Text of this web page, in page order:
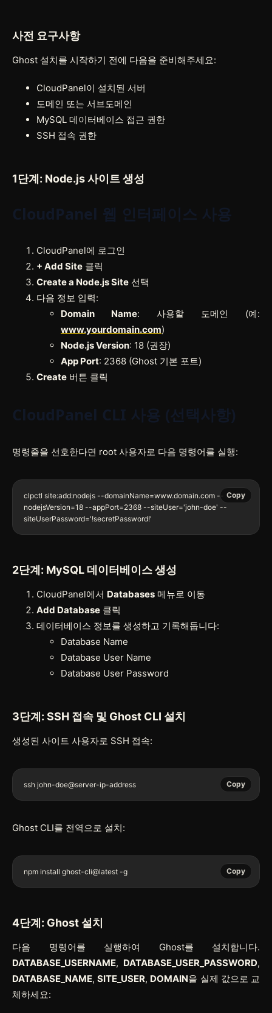
사전 요구사항
Ghost 설치를 시작하기 전에 다음을 준비해주세요:
CloudPanel이 설치된 서버
도메인 또는 서브도메인
MySQL 데이터베이스 접근 권한
SSH 접속 권한
1단계: Node.js 사이트 생성
CloudPanel 웹 인터페이스 사용
CloudPanel에 로그인
+ Add Site 클릭
Create a Node.js Site 선택
다음 정보 입력:
Domain Name: 사용할 도메인 (예:
www.yourdomain.com)
Node.js Version: 18 (권장)
App Port: 2368 (Ghost 기본 포트)
Create 버튼 클릭
CloudPanel CLI 사용 (선택사항)
명령줄을 선호한다면 root 사용자로 다음 명령어를 실행:
clpctl site:add:nodejs --domainName=www.domain.com --
nodejsVersion=18 --appPort=2368 --siteUser='john-doe' --
siteUserPassword='!secretPassword!'
Copy
2단계: MySQL 데이터베이스 생성
CloudPanel에서 Databases 메뉴로 이동
Add Database 클릭
데이터베이스 정보를 생성하고 기록해둡니다:
Database Name
Database User Name
Database User Password
3단계: SSH 접속 및 Ghost CLI 설치
생성된 사이트 사용자로 SSH 접속:
ssh john-doe@server-ip-address Copy
Ghost CLI를 전역으로 설치:
npm install ghost-cli@latest -g Copy
4단계: Ghost 설치
다음 명령어를 실행하여 Ghost를 설치합니다.
DATABASE_USERNAME, DATABASE_USER_PASSWORD,
DATABASE_NAME,SITE_USER, DOMAIN을 실제 값으로 교
체하세요: